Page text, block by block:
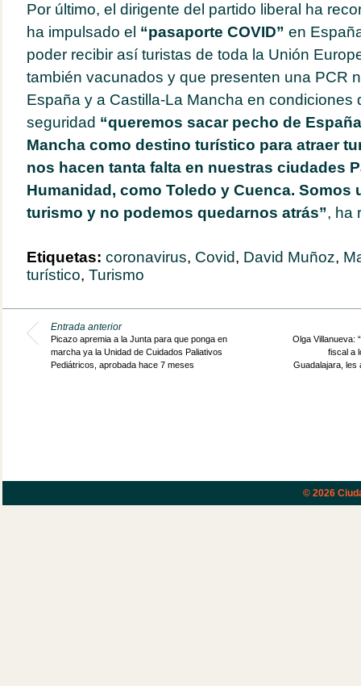
Por último, el dirigente del partido liberal ha
ha impulsado el “pasaporte COVID” en
poder recibir así turistas de toda la Unión
también vacunados y que presenten una PCR
España y a Castilla-La Mancha en condiciones
seguridad “queremos sacar pecho de
Mancha como destino turístico para atraer
nos hacen tanta falta en nuestras ciudades
Humanidad, como Toledo y Cuenca. Somos
turismo y no podemos quedarnos atrás”, ha
Etiquetas: coronavirus, Covid, David Muñoz,
turístico, Turismo
Entrada anterior
Picazo apremia a la Junta para que ponga en
marcha ya la Unidad de Cuidados Paliativos
Pediátricos, aprobada hace 7 meses
Olga Villanueva:
fiscal a
Guadalajara, les
© 2026